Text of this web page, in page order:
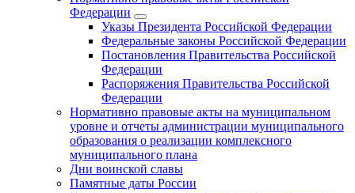
Федерации
Указы Президента Российской Федерации
Федеральные законы Российской Федерации
Постановления Правительства Российской
Федерации
Распоряжения Правительства Российской
Федерации
Нормативно правовые акты на муниципальном
уровне и отчеты администрации муниципального
образования о реализации комплексного
муниципального плана
Дни воинской славы
Памятные даты России